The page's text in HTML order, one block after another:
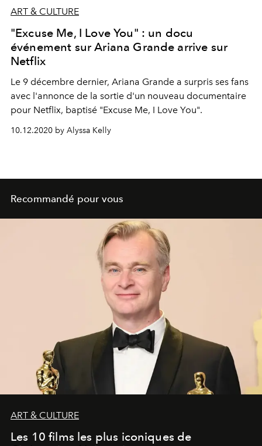
ART & CULTURE
"Excuse Me, I Love You" : un docu
événement sur Ariana Grande arrive sur
Netflix
Le 9 décembre dernier, Ariana Grande a surpris ses fans
avec l'annonce de la sortie d'un nouveau documentaire
pour Netflix, baptisé "Excuse Me, I Love You".
10.12.2020 by Alyssa Kelly
Recommandé pour vous
ART & CULTURE
Les 10 films les plus iconiques de